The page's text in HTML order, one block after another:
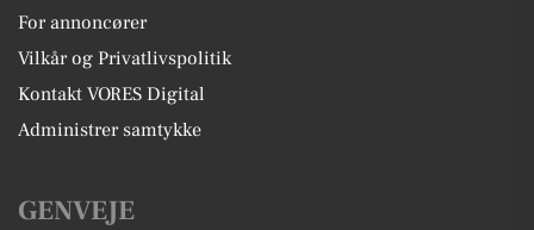
For annoncører
Vilkår og Privatlivspolitik
Kontakt VORES Digital
Administrer samtykke
GENVEJE